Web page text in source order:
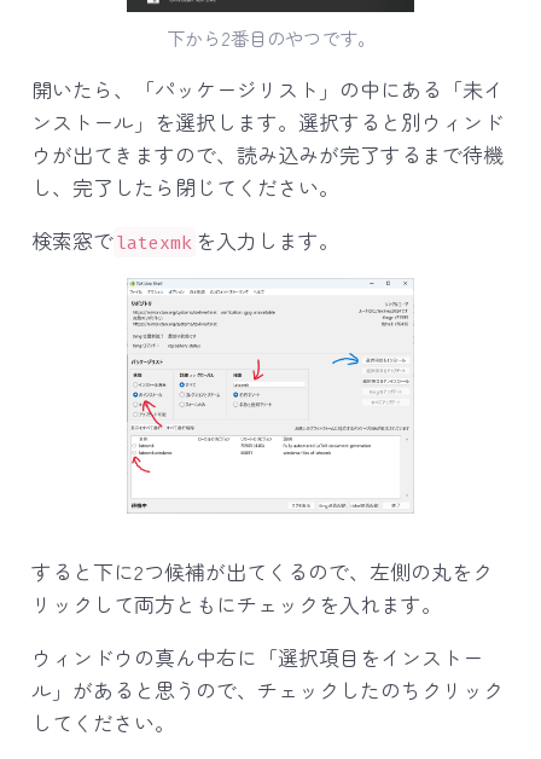
下から2番目のやつです。
開いたら、「パッケージリスト」の中にある「未イ
ンストール」を選択します。選択すると別ウィンド
ウが出てきますので、読み込みが完了するまで待機
し、完了したら閉じてください。
検索窓でlatexmk を入力します。
すると下に2つ候補が出てくるので、左側の丸をク
リックして両方ともにチェックを入れます。
ウィンドウの真ん中右に「選択項目をインストー
ル」があると思うので、チェックしたのちクリック
してください。